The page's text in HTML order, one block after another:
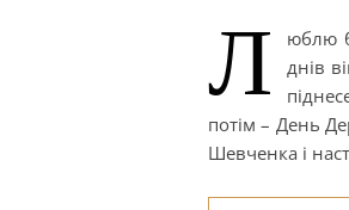
Л
юблю
днів
потім – День
Шевченка і